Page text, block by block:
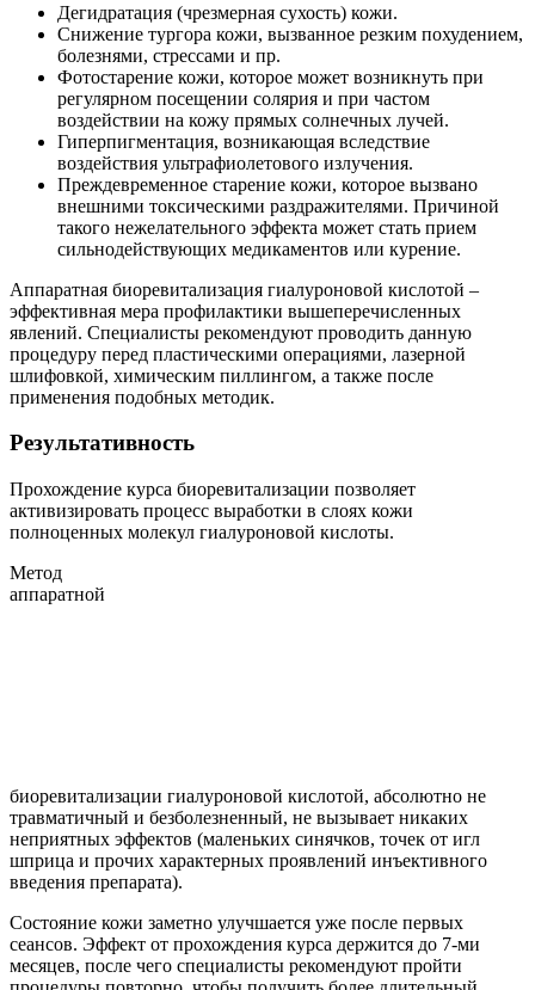
Дегидратация (чрезмерная сухость) кожи.
Снижение тургора кожи, вызванное резким похудением,
болезнями, стрессами и пр.
Фотостарение кожи, которое может возникнуть при
регулярном посещении солярия и при частом
воздействии на кожу прямых солнечных лучей.
Гиперпигментация, возникающая вследствие
воздействия ультрафиолетового излучения.
Преждевременное старение кожи, которое вызвано
внешними токсическими раздражителями. Причиной
такого нежелательного эффекта может стать прием
сильнодействующих медикаментов или курение.
Аппаратная биоревитализация гиалуроновой кислотой –
эффективная мера профилактики вышеперечисленных
явлений. Специалисты рекомендуют проводить данную
процедуру перед пластическими операциями, лазерной
шлифовкой, химическим пиллингом, а также после
применения подобных методик.
Результативность
Прохождение курса биоревитализации позволяет
активизировать процесс выработки в слоях кожи
полноценных молекул гиалуроновой кислоты.
Метод
аппаратной
биоревитализации гиалуроновой кислотой, абсолютно не
травматичный и безболезненный, не вызывает никаких
неприятных эффектов (маленьких синячков, точек от игл
шприца и прочих характерных проявлений инъективного
введения препарата).
Состояние кожи заметно улучшается уже после первых
сеансов. Эффект от прохождения курса держится до 7-ми
месяцев, после чего специалисты рекомендуют пройти